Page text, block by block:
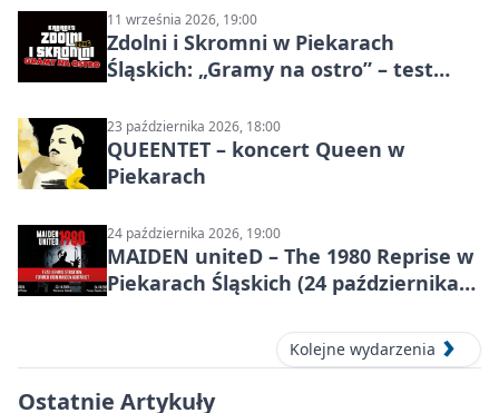
11 września 2026, 19:00
Zdolni i Skromni w Piekarach
Śląskich: „Gramy na ostro” – test
23 października 2026, 18:00
QUEENTET – koncert Queen w
Piekarach
24 października 2026, 19:00
MAIDEN uniteD – The 1980 Reprise w
Piekarach Śląskich (24 października
Kolejne wydarzenia
Ostatnie Artykuły